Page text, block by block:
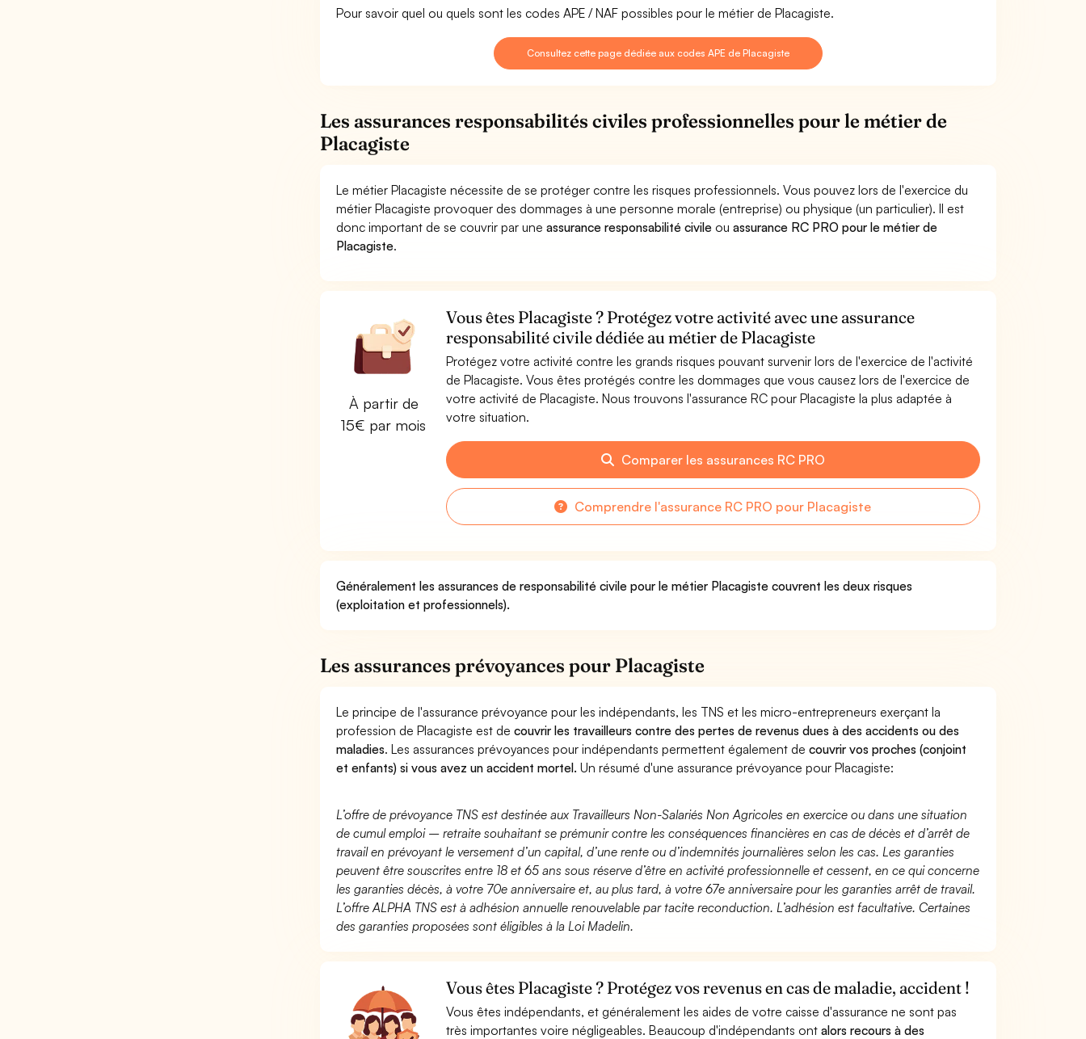
Pour savoir quel ou quels sont les codes APE / NAF possibles pour le métier de Placagiste.
Consultez cette page dédiée aux codes APE de Placagiste
Les assurances responsabilités civiles professionnelles pour le métier de
Placagiste
Le métier Placagiste nécessite de se protéger contre les risques professionnels. Vous pouvez lors de l'exercice du
métier Placagiste provoquer des dommages à une personne morale (entreprise) ou physique (un particulier). Il est
donc important de se couvrir par uneassurance responsabilité civile ouassurance RC PRO pour le métier de
Placagiste.
À partir de
15€ par mois
Vous êtes Placagiste ? Protégez votre activité avec une assurance
responsabilité civile dédiée au métier de Placagiste
Protégez votre activité contre les grands risques pouvant survenir lors de l'exercice de l'activité
de Placagiste. Vous êtes protégés contre les dommages que vous causez lors de l'exercice de
votre activité de Placagiste. Nous trouvons l'assurance RC pour Placagiste la plus adaptée à
votre situation.
Comparer les assurances RC PRO
Comprendre l'assurance RC PRO pour Placagiste
Généralement les assurances de responsabilité civile pour le métier Placagiste couvrent les deux risques
(exploitation et professionnels).
Les assurances prévoyances pour Placagiste
Le principe de l'assurance prévoyance pour les indépendants, les TNS et les micro-entrepreneurs exerçant la
profession de Placagiste est decouvrir les travailleurs contre des pertes de revenus dues à des accidents ou des
maladies. Les assurances prévoyances pour indépendants permettent également decouvrir vos proches (conjoint
et enfants) si vous avez un accident mortel. Un résumé d'une assurance prévoyance pour Placagiste:
L’offre de prévoyance TNS est destinée aux Travailleurs Non-Salariés Non Agricoles en exercice ou dans une situation
de cumul emploi – retraite souhaitant se prémunir contre les conséquences financières en cas de décès et d’arrêt de
travail en prévoyant le versement d’un capital, d’une rente ou d’indemnités journalières selon les cas. Les garanties
peuvent être souscrites entre 18 et 65 ans sous réserve d’être en activité professionnelle et cessent, en ce qui concerne
les garanties décès, à votre 70e anniversaire et, au plus tard, à votre 67e anniversaire pour les garanties arrêt de travail.
L’offre ALPHA TNS est à adhésion annuelle renouvelable par tacite reconduction. L’adhésion est facultative. Certaines
des garanties proposées sont éligibles à la Loi Madelin.
Vous êtes Placagiste ? Protégez vos revenus en cas de maladie, accident !
Vous êtes indépendants, et généralement les aides de votre caisse d'assurance ne sont pas
très importantes voire négligeables. Beaucoup d'indépendants ont alors recours à des